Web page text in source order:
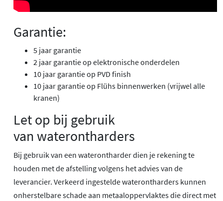
Garantie:
5 jaar garantie
2 jaar garantie op elektronische onderdelen
10 jaar garantie op PVD finish
10 jaar garantie op Flühs binnenwerken (vrijwel alle
kranen)
Let op bij gebruik
van waterontharders
Bij gebruik van een waterontharder dien je rekening te
houden met de afstelling volgens het advies van de
leverancier. Verkeerd ingestelde waterontharders kunnen
onherstelbare schade aan metaaloppervlaktes die direct met